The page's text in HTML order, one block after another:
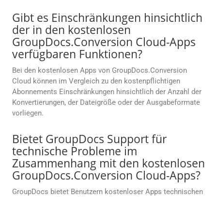
Gibt es Einschränkungen hinsichtlich
der in den kostenlosen
GroupDocs.Conversion Cloud-Apps
verfügbaren Funktionen?
Bei den kostenlosen Apps von GroupDocs.Conversion
Cloud können im Vergleich zu den kostenpflichtigen
Abonnements Einschränkungen hinsichtlich der Anzahl der
Konvertierungen, der Dateigröße oder der Ausgabeformate
vorliegen.
Bietet GroupDocs Support für
technische Probleme im
Zusammenhang mit den kostenlosen
GroupDocs.Conversion Cloud-Apps?
GroupDocs bietet Benutzern kostenloser Apps technischen